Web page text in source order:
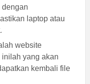
dengan
laptop atau
website
inilah yang akan
kembali file